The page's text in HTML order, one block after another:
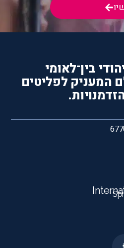
בין־לאומי
המעניק לפליטים